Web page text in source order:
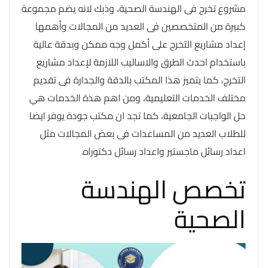
مشروع تخرج فى الهندسة الصحية، وذبك لانه يضم مجموعة
كبيرة من المتخصصين فى العديد من المجالات وأهمها
إعداد مشاريع التخرج على أكمل وجه ممكن وبدقة عالية
باستخدام احدث الطرق والاساليب اللازمة لإعداد مشاريع
التخرج، كما يتميز هذا المكتب بالدقة والجدارة فى تقديم
مختلف الخدمات التعليمية، ومن اهم هذة الخدمات هي
حل الواجبات الجامعية، كما تجد ان مكتب جودة يوفر ايضا
للطلاب العديد من المساعدات فى بعض المجالات مثل
اعداد رسائل ماجستير واعداد رسائل دكتوراه.
تخصص الهندسة
الصحية